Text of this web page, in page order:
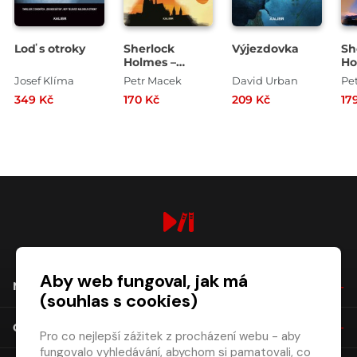
Loď s otroky
Josef Klíma
349 Kč
Sherlock
Holmes –
Golemův stín
Petr Macek
170 Kč
Výjezdovka
David Urban
209 Kč
NÁKUP
O SPOLEČNOSTI
Aby web fungoval, jak má
(souhlas s cookies)
Pro co nejlepší zážitek z procházení webu - aby
fungovalo vyhledávání, abychom si pamatovali, co